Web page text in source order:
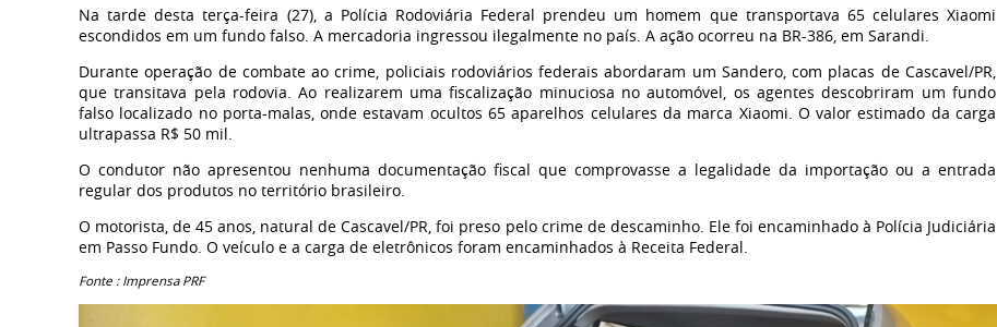
Na tarde desta terça-feira (27), a Polícia Rodoviária Federal prendeu um homem que transportava 65 celulares Xiaomi
escondidos em um fundo falso. A mercadoria ingressou ilegalmente no país. A ação ocorreu na BR-386, em Sarandi.
Durante operação de combate ao crime, policiais rodoviários federais abordaram um Sandero, com placas de Cascavel/PR,
que transitava pela rodovia. Ao realizarem uma fiscalização minuciosa no automóvel, os agentes descobriram um fundo
falso localizado no porta-malas, onde estavam ocultos 65 aparelhos celulares da marca Xiaomi. O valor estimado da carga
ultrapassa R$ 50 mil.
O condutor não apresentou nenhuma documentação fiscal que comprovasse a legalidade da importação ou a entrada
regular dos produtos no território brasileiro.
O motorista, de 45 anos, natural de Cascavel/PR, foi preso pelo crime de descaminho. Ele foi encaminhado à Polícia Judiciária
em Passo Fundo. O veículo e a carga de eletrônicos foram encaminhados à Receita Federal.
Fonte : Imprensa PRF